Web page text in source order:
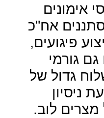
אימונים
אח"כ
פיגועים,
גורמי
גדול של
ניסיון
מצרים לוב.